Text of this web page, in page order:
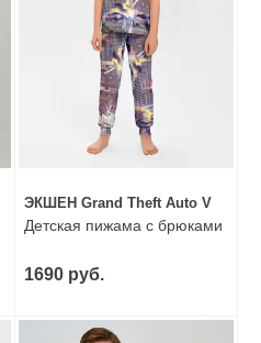
ЭКШЕН Grand Theft Auto V
Детская пижама с брюками
1690 руб.